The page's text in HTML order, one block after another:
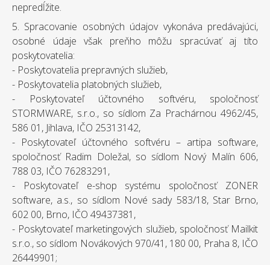
nepredĺžite.
5. Spracovanie osobných údajov vykonáva predávajúci,
osobné údaje však preňho môžu spracúvať aj títo
poskytovatelia:
- Poskytovatelia prepravných služieb,
- Poskytovatelia platobných služieb,
- Poskytovateľ účtovného softvéru, spoločnosť
STORMWARE, s.r.o., so sídlom Za Prachárnou 4962/45,
586 01, Jihlava, IČO 25313142,
- Poskytovateľ účtovného softvéru – artipa software,
spoločnosť Radim Doležal, so sídlom Nový Malín 606,
788 03, IČO 76283291,
- Poskytovateľ e-shop systému spoločnosť ZONER
software, a.s., so sídlom Nové sady 583/18, Star Brno,
602 00, Brno, IČO 49437381,
- Poskytovateľ marketingových služieb, spoločnosť Mailkit
s.r.o., so sídlom Novákových 970/41, 180 00, Praha 8, IČO
26449901;